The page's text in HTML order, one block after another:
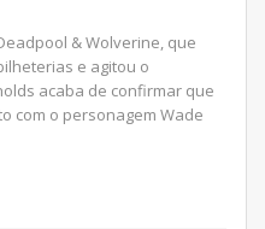
& Wolverine, que
e agitou o
acaba de confirmar que
com o personagem Wade